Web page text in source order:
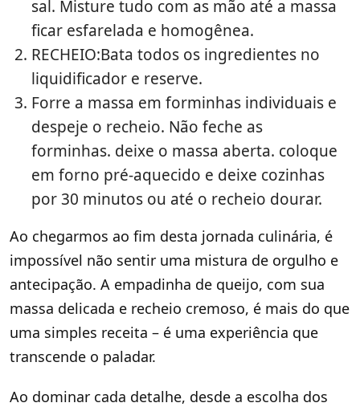
sal. Misture tudo com as mão até a massa
ficar esfarelada e homogênea.
RECHEIO:Bata todos os ingredientes no
liquidificador e reserve.
Forre a massa em forminhas individuais e
despeje o recheio. Não feche as
forminhas. deixe o massa aberta. coloque
em forno pré-aquecido e deixe cozinhas
por 30 minutos ou até o recheio dourar.
Ao chegarmos ao fim desta jornada culinária, é
impossível não sentir uma mistura de orgulho e
antecipação. A empadinha de queijo, com sua
massa delicada e recheio cremoso, é mais do que
uma simples receita – é uma experiência que
transcende o paladar.
Ao dominar cada detalhe, desde a escolha dos